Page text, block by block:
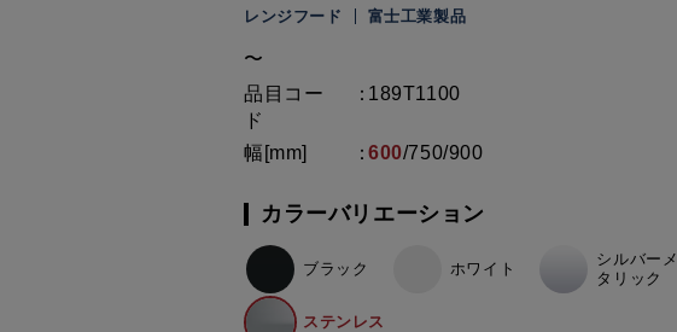
レンジフード 富士工業製品
〜
品目コー
ド
189T1100
幅[mm] 600/750/900
カラーバリエーション
ブラック ホワイト
シルバーメ
タリック
ステンレス